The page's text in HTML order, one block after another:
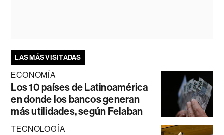
LAS MÁS VISITADAS
ECONOMÍA
Los 10 países de Latinoamérica
en donde los bancos generan
más utilidades, según Felaban
TECNOLOGÍA